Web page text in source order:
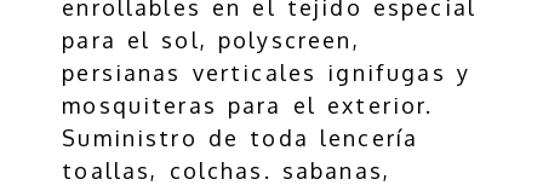
enrollables en el tejido especial
para el sol, polyscreen,
persianas verticales ignifugas y
mosquiteras para el exterior.
Suministro de toda lencería
toallas, colchas. sabanas,